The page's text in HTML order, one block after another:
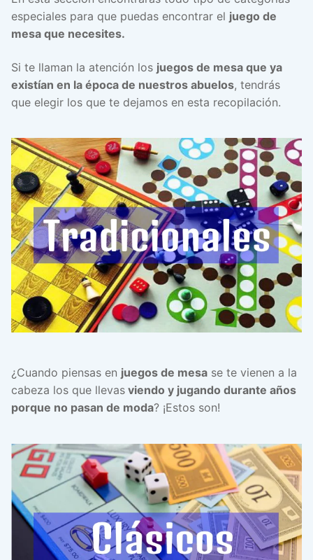
especiales para que puedas encontrar el juego de
mesa que necesites.
Si te llaman la atención los juegos de mesa que ya
existían en la época de nuestros abuelos, tendrás
que elegir los que te dejamos en esta recopilación.
¿Cuando piensas en juegos de mesa se te vienen a la
cabeza los que llevas viendo y jugando durante años
porque no pasan de moda? ¡Estos son!